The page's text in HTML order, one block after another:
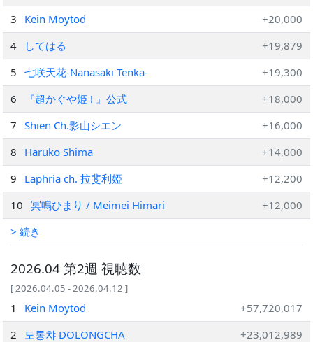
3
Kein Moytod
+20,000
4
してはる
+19,879
5
七咲天花-Nanasaki Tenka-
+19,300
6
『超かぐや姫 ! 』公式
+18,000
7
Shien Ch.影山シエン
+16,000
8
Haruko Shima
+14,000
9
Laphria ch. 拉斐利婭
+12,200
10
冥鳴ひまり / Meimei Himari
+12,000
> 続き
2026.04 第2週 視聴数
[ 2026.04.05 - 2026.04.12 ]
1 Kein Moytod
+57,720,017
2
도롱챠 DOLONGCHA
+23,012,989